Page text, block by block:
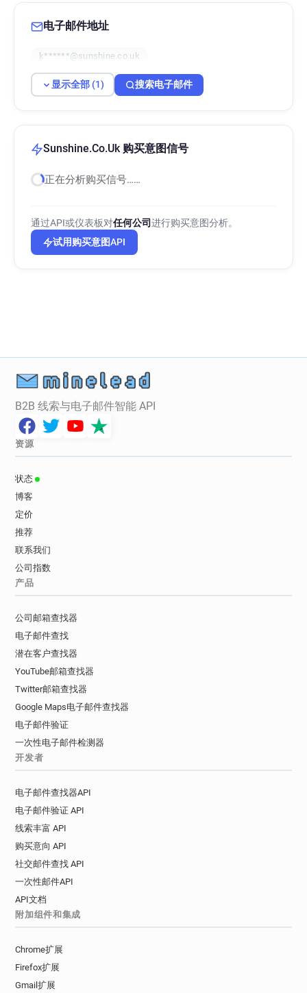
电子邮件地址
k******@sunshine.co.uk
显示全部 (1) 搜索电子邮件
Sunshine.Co.Uk 购买意图信号
正在分析购买信号……
通过API或仪表板对任何公司进行购买意图分析。
试用购买意图API
B2B 线索与电子邮件智能 API
资源
状态
博客
定价
推荐
联系我们
公司指数
产品
公司邮箱查找器
电子邮件查找
潜在客户查找器
YouTube邮箱查找器
Twitter邮箱查找器
Google Maps电子邮件查找器
电子邮件验证
一次性电子邮件检测器
开发者
电子邮件查找器API
电子邮件验证 API
线索丰富 API
购买意向 API
社交邮件查找 API
一次性邮件API
API文档
附加组件和集成
Chrome扩展
Firefox扩展
Gmail扩展